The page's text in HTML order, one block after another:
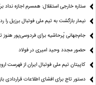
ستاره خارجی استقلال: همسرم اجازه نداد
نیمار بازگشت به تیم ملی فوتبال برزیل را
جام‌جهانی پُرحاشیه برای فردوسی‌پور هنوز
حضور مجدد وحید امیری در فولاد
کاپیتان تیم ملی فوتبال ایران از فهرست
دستور تاج برای افشای اطلاعات قراردادی